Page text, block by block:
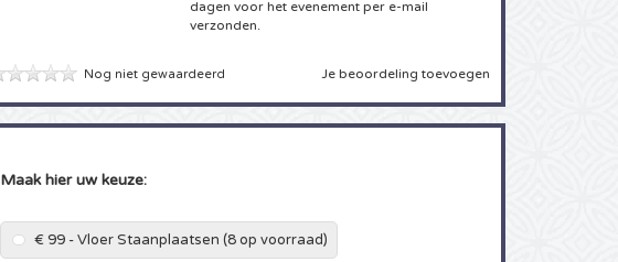
dagen voor het evenement per e-mail
verzonden.
Nog niet gewaardeerd Je beoordeling toevoegen
Maak hier uw keuze:
€ 99 - Vloer Staanplaatsen(8 op voorraad)